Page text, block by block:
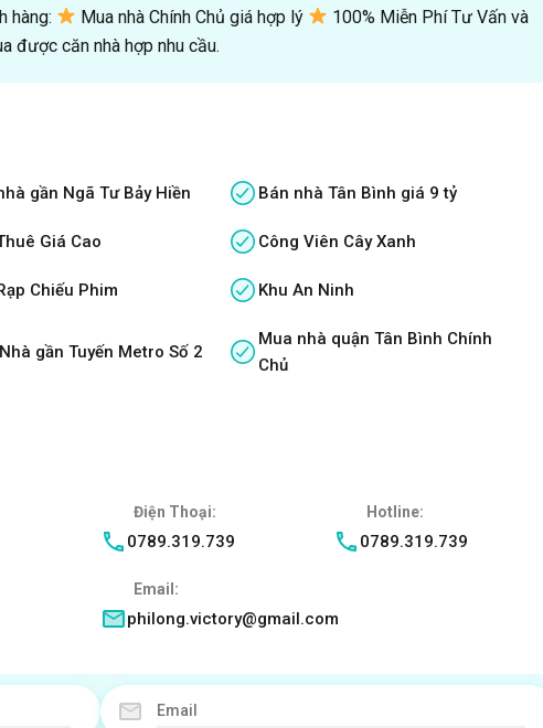
hàng:
Mua nhà Chính Chủ giá hợp lý
100% Miễn Phí Tư Vấn và
được căn nhà hợp nhu cầu.
gần Ngã Tư Bảy Hiền Bán nhà Tân Bình giá 9 tỷ
Giá Cao Công Viên Cây Xanh
Chiếu Phim Khu An Ninh
gần Tuyến Metro Số 2
Mua nhà quận Tân Bình Chính
Chủ
Điện Thoại:
0789.319.739
Hotline:
0789.319.739
Email:
philong.victory@gmail.com